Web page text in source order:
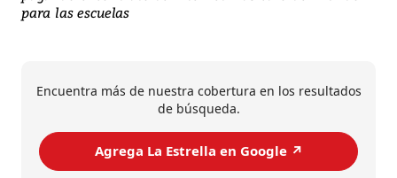
para las escuelas
Encuentra más de nuestra cobertura en los resultados
de búsqueda.
Agrega La Estrella en Google ↗️